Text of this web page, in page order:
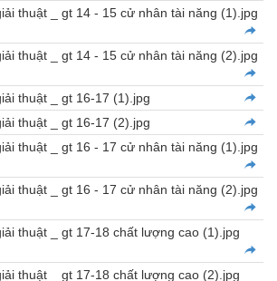
thuật _ gt 14 - 15 cử nhân tài năng (1).jpg
thuật _ gt 14 - 15 cử nhân tài năng (2).jpg
thuật _ gt 16-17 (1).jpg
thuật _ gt 16-17 (2).jpg
thuật _ gt 16 - 17 cử nhân tài năng (1).jpg
thuật _ gt 16 - 17 cử nhân tài năng (2).jpg
thuật _ gt 17-18 chất lượng cao (1).jpg
thuật _ gt 17-18 chất lượng cao (2).jpg